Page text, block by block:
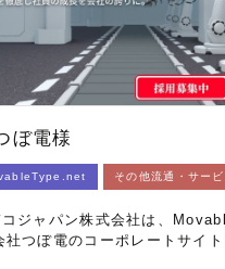
ぼ電様
その他流通・サービ
ジャパン株式会社は、
社つぼ電のコーポレートサイト